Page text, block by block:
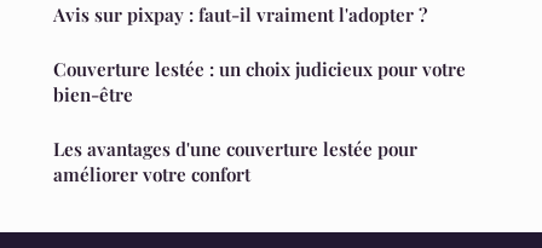
Avis sur pixpay : faut-il vraiment l'adopter ?
Couverture lestée : un choix judicieux pour votre
bien-être
Les avantages d'une couverture lestée pour
améliorer votre confort